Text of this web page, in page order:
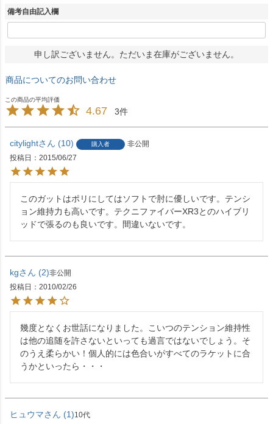
備考自由記入欄
申し訳ございません。ただいま在庫がございません。
商品についてのお問い合わせ
4.67 3
citylight 10 購入者
非公開
投稿日
2015/06/27
このガットはポリにしてはソフトで肘に優しいです。テンシ
ョン維持力も高いです。テクニファイバーXR3とのハイブリ
ッドで張るのも良いです。間違いないです。
kg 2 非公開
投稿日
2010/02/26
幾度となくお世話になりました。こいつのテンション維持性
は他の追随を許さないといっても過言ではないでしょう。そ
のうえ柔らかい！個人的には色合いがすべてのラケットに合
うかといったら・・・
ヒュウマ 1
10代